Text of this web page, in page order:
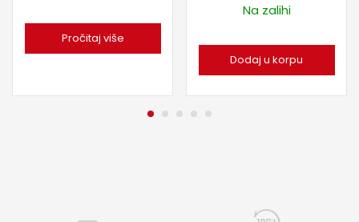
Pročitaj više
Na zalihi
Dodaj u korpu